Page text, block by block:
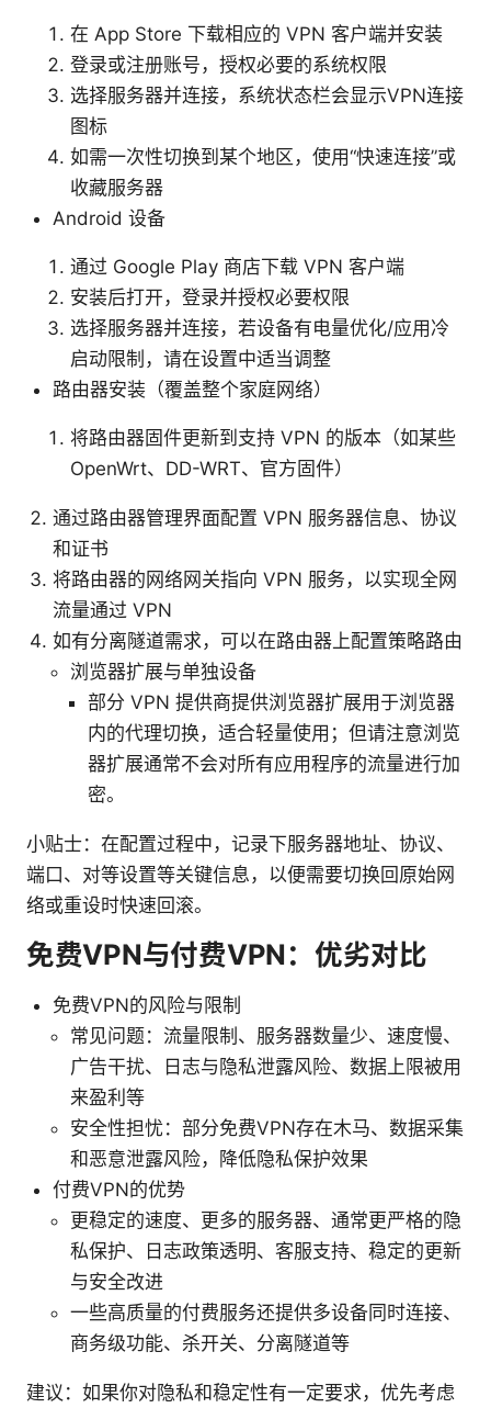
在 App Store 下载相应的 VPN 客户端并安装
登录或注册账号，授权必要的系统权限
选择服务器并连接，系统状态栏会显示VPN连接
图标
如需一次性切换到某个地区，使用“快速连接”或
收藏服务器
Android 设备
通过 Google Play 商店下载 VPN 客户端
安装后打开，登录并授权必要权限
选择服务器并连接，若设备有电量优化/应用冷
启动限制，请在设置中适当调整
路由器安装（覆盖整个家庭网络）
将路由器固件更新到支持 VPN 的版本（如某些
OpenWrt、DD-WRT、官方固件）
通过路由器管理界面配置 VPN 服务器信息、协议
和证书
将路由器的网络网关指向 VPN 服务，以实现全网
流量通过 VPN
如有分离隧道需求，可以在路由器上配置策略路由
浏览器扩展与单独设备
部分 VPN 提供商提供浏览器扩展用于浏览器
内的代理切换，适合轻量使用；但请注意浏览
器扩展通常不会对所有应用程序的流量进行加
密。
小贴士：在配置过程中，记录下服务器地址、协议、
端口、对等设置等关键信息，以便需要切换回原始网
络或重设时快速回滚。
免费VPN与付费VPN：优劣对比
免费VPN的风险与限制
常见问题：流量限制、服务器数量少、速度慢、
广告干扰、日志与隐私泄露风险、数据上限被用
来盈利等
安全性担忧：部分免费VPN存在木马、数据采集
和恶意泄露风险，降低隐私保护效果
付费VPN的优势
更稳定的速度、更多的服务器、通常更严格的隐
私保护、日志政策透明、客服支持、稳定的更新
与安全改进
一些高质量的付费服务还提供多设备同时连接、
商务级功能、杀开关、分离隧道等
建议：如果你对隐私和稳定性有一定要求，优先考虑